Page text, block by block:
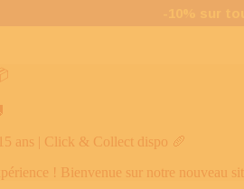
ans | Click & Collect dispo 🥖
! Bienvenue sur notre nouveau